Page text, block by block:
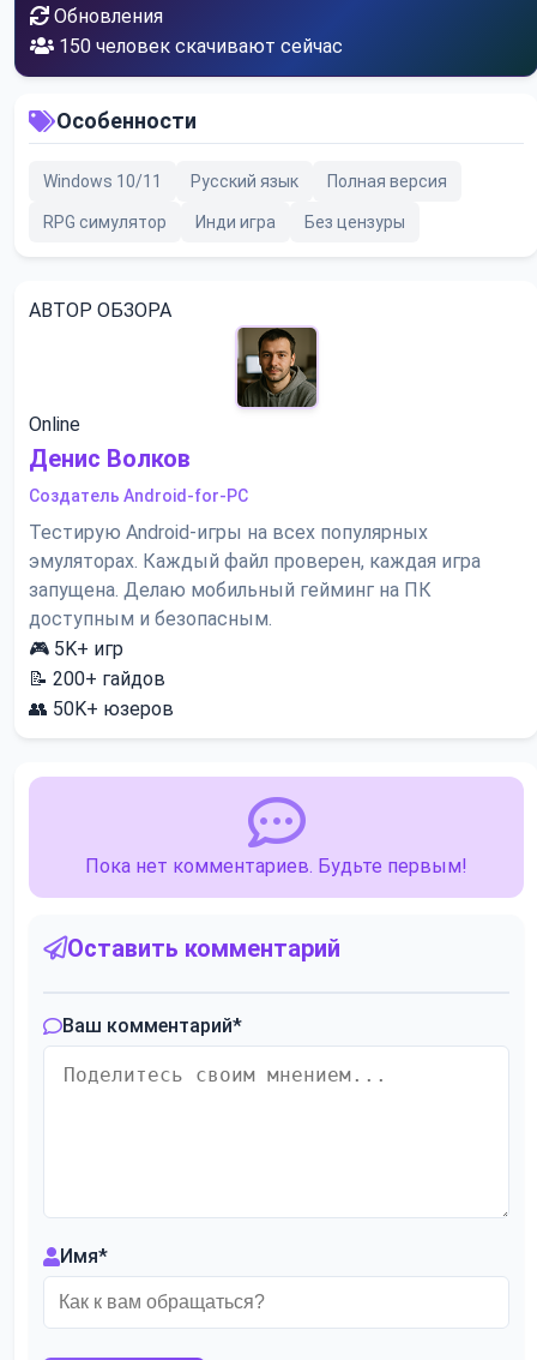
Обновления
149 человек скачивают сейчас
Особенности
Windows 10/11 Русский язык Полная версия
RPG симулятор Инди игра Без цензуры
АВТОР ОБЗОРА
Online
Денис Волков
Создатель Android-for-PC
Тестирую Android-игры на всех популярных
эмуляторах. Каждый файл проверен, каждая игра
запущена. Делаю мобильный гейминг на ПК
доступным и безопасным.
🎮 5K+ игр
📝 200+ гайдов
👥 50K+ юзеров
Пока нет комментариев. Будьте первым!
Оставить комментарий
Ваш комментарий*
Имя*